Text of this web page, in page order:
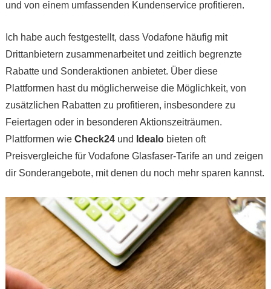
und von einem umfassenden Kundenservice profitieren.
Ich habe auch festgestellt, dass Vodafone häufig mit
Drittanbietern zusammenarbeitet und zeitlich begrenzte
Rabatte und Sonderaktionen anbietet. Über diese
Plattformen hast du möglicherweise die Möglichkeit, von
zusätzlichen Rabatten zu profitieren, insbesondere zu
Feiertagen oder in besonderen Aktionszeiträumen.
Plattformen wie Check24und Idealobieten oft
Preisvergleiche für Vodafone Glasfaser-Tarife an und zeigen
dir Sonderangebote, mit denen du noch mehr sparen kannst.